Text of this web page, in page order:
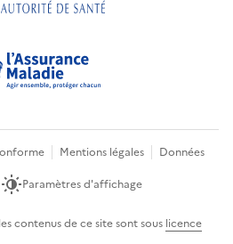
Mentions légales
Données
Paramètres d'affichage
contenus de ce site sont sous licence